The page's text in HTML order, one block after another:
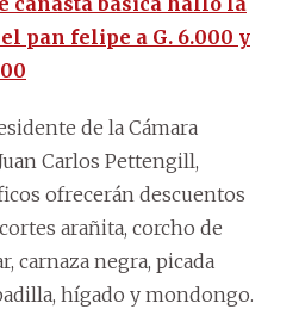
pan felipe a G. 6.000 y
de la Cámara
Carlos Pettengill,
ofrecerán descuentos
arañita, corcho de
carnaza negra, picada
hígado y mondongo.